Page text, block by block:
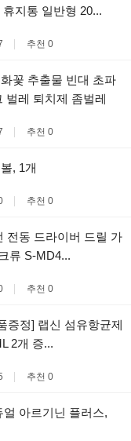
지통 일반형 20...
추천 0
꽃 추출물 빈대 초파
벌레 퇴치제 좀벌레
추천 0
, 1개
추천 0
전동 드라이버 드릴 가
류 S-MD4...
추천 0
증정] 랩신 섬유항균제
2개 증...
추천 0
아르기닌 플러스,